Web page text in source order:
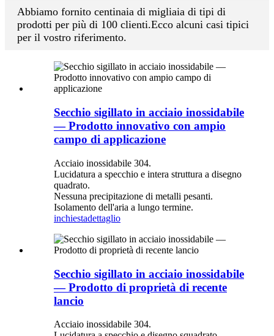
Abbiamo fornito centinaia di migliaia di tipi di
prodotti per più di 100 clienti.Ecco alcuni casi tipici
per il vostro riferimento.
Secchio sigillato in acciaio inossidabile
— Prodotto innovativo con ampio
campo di applicazione
Acciaio inossidabile 304.
Lucidatura a specchio e intera struttura a disegno
quadrato.
Nessuna precipitazione di metalli pesanti.
Isolamento dell'aria a lungo termine.
inchiestadettaglio
Secchio sigillato in acciaio inossidabile
— Prodotto di proprietà di recente
lancio
Acciaio inossidabile 304.